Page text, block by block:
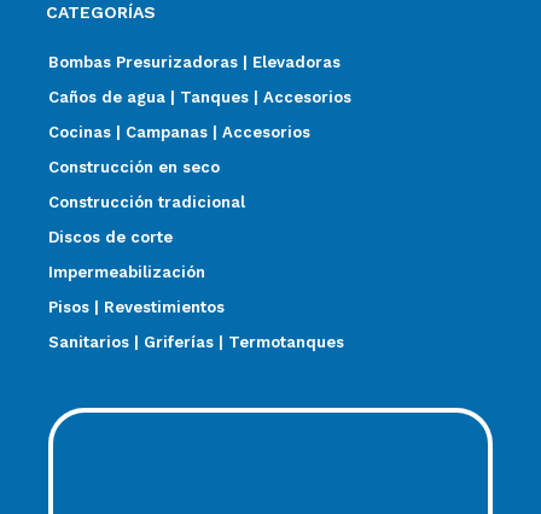
CATEGORÍAS
Bombas Presurizadoras | Elevadoras
Caños de agua | Tanques | Accesorios
Cocinas | Campanas | Accesorios
Construcción en seco
Construcción tradicional
Discos de corte
Impermeabilización
Pisos | Revestimientos
Sanitarios | Griferías | Termotanques